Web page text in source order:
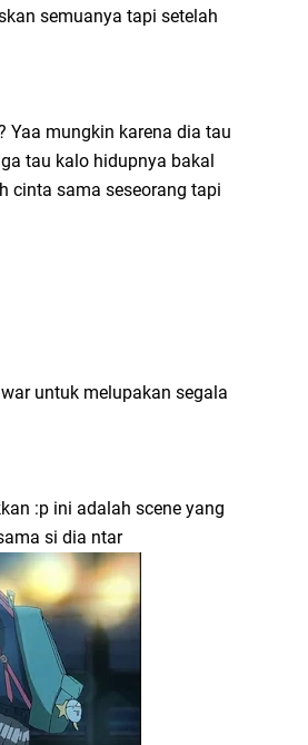
semuanya tapi setelah
Yaa mungkin karena dia tau
tau kalo hidupnya bakal
cinta sama seseorang tapi
untuk melupakan segala
:p ini adalah scene yang
si dia ntar